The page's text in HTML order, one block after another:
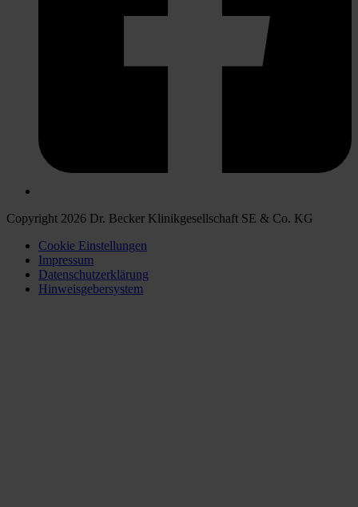
Copyright 2026 Dr. Becker Klinikgesellschaft SE & Co. KG
Cookie Einstellungen
Impressum
Datenschutzerklärung
Hinweisgebersystem